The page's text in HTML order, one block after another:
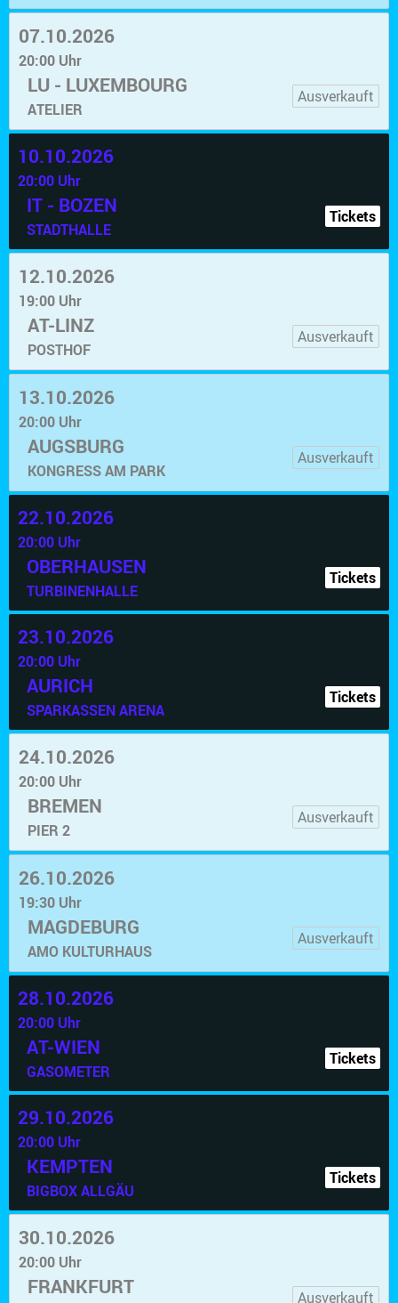
07.10.2026
20:00 Uhr
LU - LUXEMBOURG
ATELIER
Ausverkauft
10.10.2026
20:00 Uhr
IT - BOZEN
STADTHALLE
Tickets
12.10.2026
19:00 Uhr
AT-LINZ
POSTHOF
Ausverkauft
13.10.2026
20:00 Uhr
AUGSBURG
KONGRESS AM PARK
Ausverkauft
22.10.2026
20:00 Uhr
OBERHAUSEN
TURBINENHALLE
Tickets
23.10.2026
20:00 Uhr
AURICH
SPARKASSEN ARENA
Tickets
24.10.2026
20:00 Uhr
BREMEN
PIER 2
Ausverkauft
26.10.2026
19:30 Uhr
MAGDEBURG
AMO KULTURHAUS
Ausverkauft
28.10.2026
20:00 Uhr
AT-WIEN
GASOMETER
Tickets
29.10.2026
20:00 Uhr
KEMPTEN
BIGBOX ALLGÄU
Tickets
30.10.2026
20:00 Uhr
FRANKFURT Ausverkauft